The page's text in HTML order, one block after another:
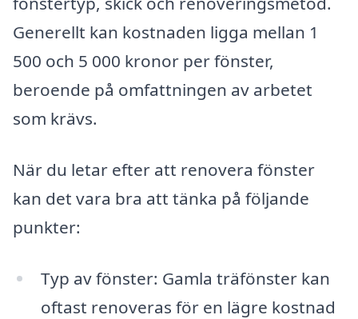
Generellt kan kostnaden ligga mellan 1
500 och 5 000 kronor per fönster,
beroende på omfattningen av arbetet
som krävs.
När du letar efter att renovera fönster
kan det vara bra att tänka på följande
punkter:
Typ av fönster: Gamla träfönster kan
oftast renoveras för en lägre kostnad